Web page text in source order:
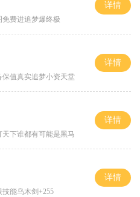
费进追梦爆终极
详情
保值真实追梦小资天堂
详情
天下谁都有可能是黑马
详情
能乌木剑+255
详情